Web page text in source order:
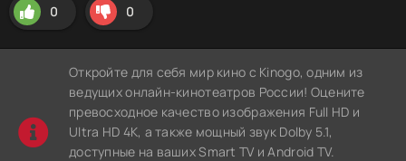
0 0
Откройте для себя мир кино с Kinogo, одним из
ведущих онлайн-кинотеатров России! Оцените
превосходное качество изображения Full HD и
Ultra HD 4K, а также мощный звук Dolby 5.1,
доступные на ваших Smart TV и Android TV.